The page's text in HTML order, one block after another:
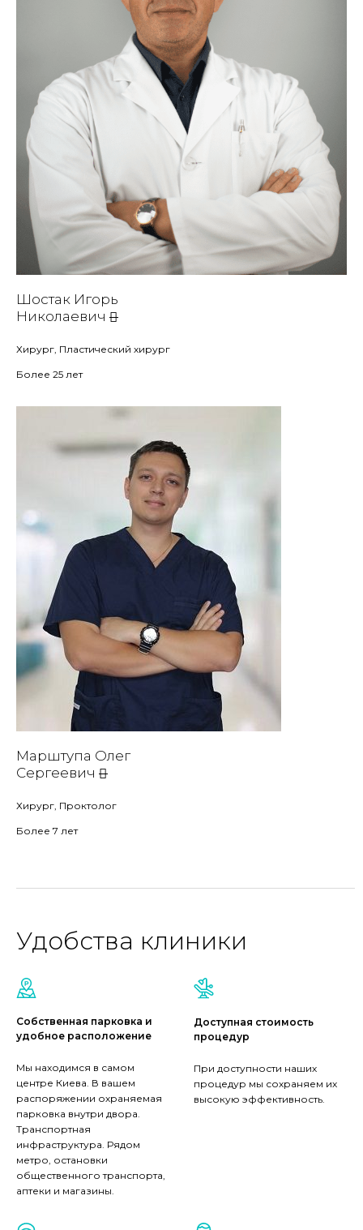
Шостак Игорь
Николаевич
Хирург, Пластический хирург
Более 25 лет
Марштупа Олег
Сергеевич
Хирург, Проктолог
Более 7 лет
Удобства клиники
Собственная парковка и
удобное расположение
Мы находимся в самом
центре Киева. В вашем
распоряжении охраняемая
парковка внутри двора.
Транспортная
инфраструктура. Рядом
метро, остановки
общественного транспорта,
аптеки и магазины.
Доступная стоимость
процедур
При доступности наших
процедур мы сохраняем их
высокую эффективность.